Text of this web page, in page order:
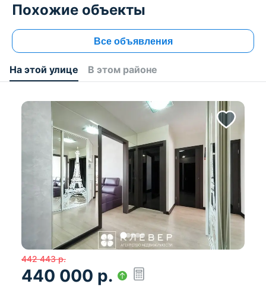
Похожие объекты
Все объявления
На этой улице В этом районе
442 443 р.
440 000 р.